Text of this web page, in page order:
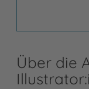
Über die